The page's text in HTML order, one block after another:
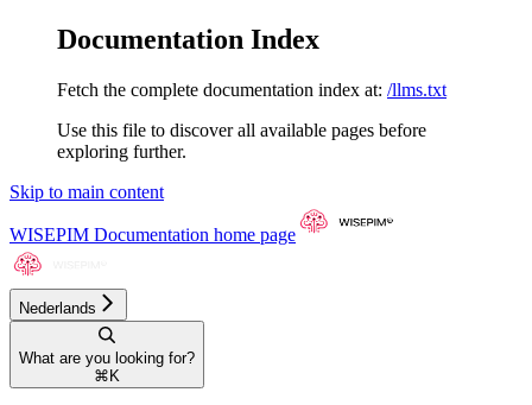
Documentation Index
Fetch the complete documentation index at: /llms.txt
Use this file to discover all available pages before
exploring further.
Skip to main content
WISEPIM Documentation home page
Nederlands
What are you looking for?
⌘ K